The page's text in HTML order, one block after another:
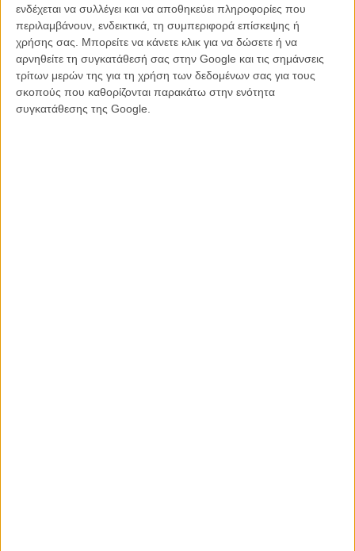
ενδέχεται να συλλέγει και να αποθηκεύει πληροφορίες που
περιλαμβάνουν, ενδεικτικά, τη συμπεριφορά επίσκεψης ή
χρήσης σας. Μπορείτε να κάνετε κλικ για να δώσετε ή να
αρνηθείτε τη συγκατάθεσή σας στην Google και τις σημάνσεις
τρίτων μερών της για τη χρήση των δεδομένων σας για τους
σκοπούς που καθορίζονται παρακάτω στην ενότητα
συγκατάθεσης της Google.